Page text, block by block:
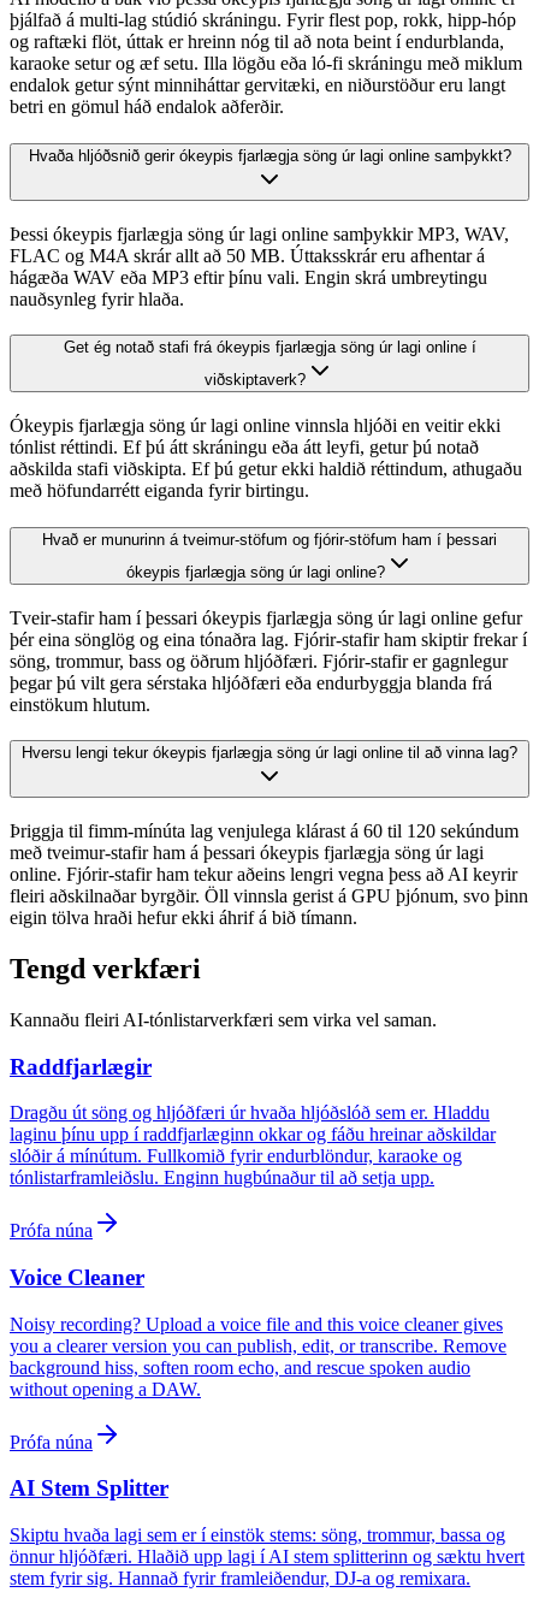
þjálfað á multi-lag stúdió skráningu. Fyrir flest pop, rokk, hipp-hóp
og raftæki flöt, úttak er hreinn nóg til að nota beint í endurblanda,
karaoke setur og æf setu. Illa lögðu eða ló-fi skráningu með miklum
endalok getur sýnt minniháttar gervitæki, en niðurstöður eru langt
betri en gömul háð endalok aðferðir.
Hvaða hljóðsnið gerir ókeypis fjarlægja söng úr lagi online samþykkt?
Þessi ókeypis fjarlægja söng úr lagi online samþykkir MP3, WAV,
FLAC og M4A skrár allt að 50 MB. Úttaksskrár eru afhentar á
hágæða WAV eða MP3 eftir þínu vali. Engin skrá umbreytingu
nauðsynleg fyrir hlaða.
Get ég notað stafi frá ókeypis fjarlægja söng úr lagi online í
viðskiptaverk?
Ókeypis fjarlægja söng úr lagi online vinnsla hljóði en veitir ekki
tónlist réttindi. Ef þú átt skráningu eða átt leyfi, getur þú notað
aðskilda stafi viðskipta. Ef þú getur ekki haldið réttindum, athugaðu
með höfundarrétt eiganda fyrir birtingu.
Hvað er munurinn á tveimur-stöfum og fjórir-stöfum ham í þessari
ókeypis fjarlægja söng úr lagi online?
Tveir-stafir ham í þessari ókeypis fjarlægja söng úr lagi online gefur
þér eina sönglög og eina tónaðra lag. Fjórir-stafir ham skiptir frekar í
söng, trommur, bass og öðrum hljóðfæri. Fjórir-stafir er gagnlegur
þegar þú vilt gera sérstaka hljóðfæri eða endurbyggja blanda frá
einstökum hlutum.
Hversu lengi tekur ókeypis fjarlægja söng úr lagi online til að vinna lag?
Þriggja til fimm-mínúta lag venjulega klárast á 60 til 120 sekúndum
með tveimur-stafir ham á þessari ókeypis fjarlægja söng úr lagi
online. Fjórir-stafir ham tekur aðeins lengri vegna þess að AI keyrir
fleiri aðskilnaðar byrgðir. Öll vinnsla gerist á GPU þjónum, svo þinn
eigin tölva hraði hefur ekki áhrif á bið tímann.
Tengd verkfæri
Kannaðu fleiri AI-tónlistarverkfæri sem virka vel saman.
Raddfjarlægir
Dragðu út söng og hljóðfæri úr hvaða hljóðslóð sem er. Hladdu
laginu þínu upp í raddfjarlæginn okkar og fáðu hreinar aðskildar
slóðir á mínútum. Fullkomið fyrir endurblöndur, karaoke og
tónlistarframleiðslu. Enginn hugbúnaður til að setja upp.
Prófa núna
Voice Cleaner
Noisy recording? Upload a voice file and this voice cleaner gives
you a clearer version you can publish, edit, or transcribe. Remove
background hiss, soften room echo, and rescue spoken audio
without opening a DAW.
Prófa núna
AI Stem Splitter
Skiptu hvaða lagi sem er í einstök stems: söng, trommur, bassa og
önnur hljóðfæri. Hlaðið upp lagi í AI stem splitterinn og sæktu hvert
stem fyrir sig. Hannað fyrir framleiðendur, DJ-a og remixara.